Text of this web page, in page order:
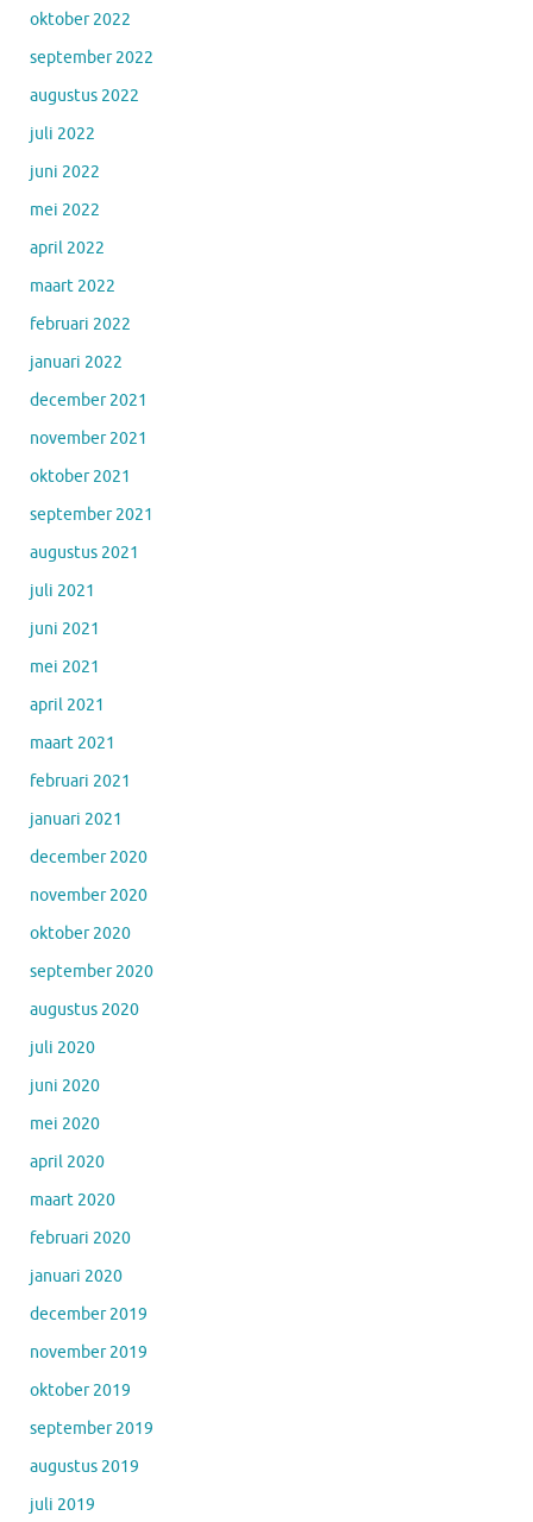
oktober 2022
september 2022
augustus 2022
juli 2022
juni 2022
mei 2022
april 2022
maart 2022
februari 2022
januari 2022
december 2021
november 2021
oktober 2021
september 2021
augustus 2021
juli 2021
juni 2021
mei 2021
april 2021
maart 2021
februari 2021
januari 2021
december 2020
november 2020
oktober 2020
september 2020
augustus 2020
juli 2020
juni 2020
mei 2020
april 2020
maart 2020
februari 2020
januari 2020
december 2019
november 2019
oktober 2019
september 2019
augustus 2019
juli 2019